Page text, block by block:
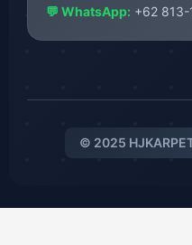
💬 WhatsApp: +62 813-
© 2025